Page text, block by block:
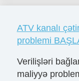
ATV kanalı
problemi
Verilişləri
maliyyə